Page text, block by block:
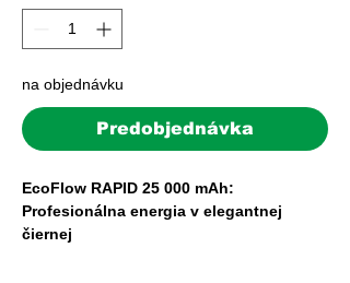
na objednávku
Predobjednávka
EcoFlow RAPID 25 000 mAh:
Profesionálna energia v elegantnej
čiernej